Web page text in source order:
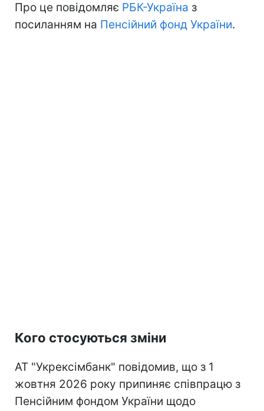
Про це повідомляє РБК-Україна з
посиланням на Пенсійний фонд України.
Кого стосуються зміни
АТ "Укрексімбанк" повідомив, що з 1
жовтня 2026 року припиняє співпрацю з
Пенсійним фондом України щодо